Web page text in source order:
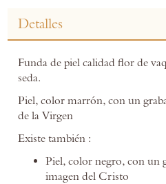
Detalles
Funda de piel calidad flor de
seda.
Piel, color marrón, con un
de la Virgen
Existe también :
Piel, color negro, con un
imagen del Cristo